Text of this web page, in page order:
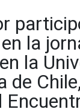
la
la
de